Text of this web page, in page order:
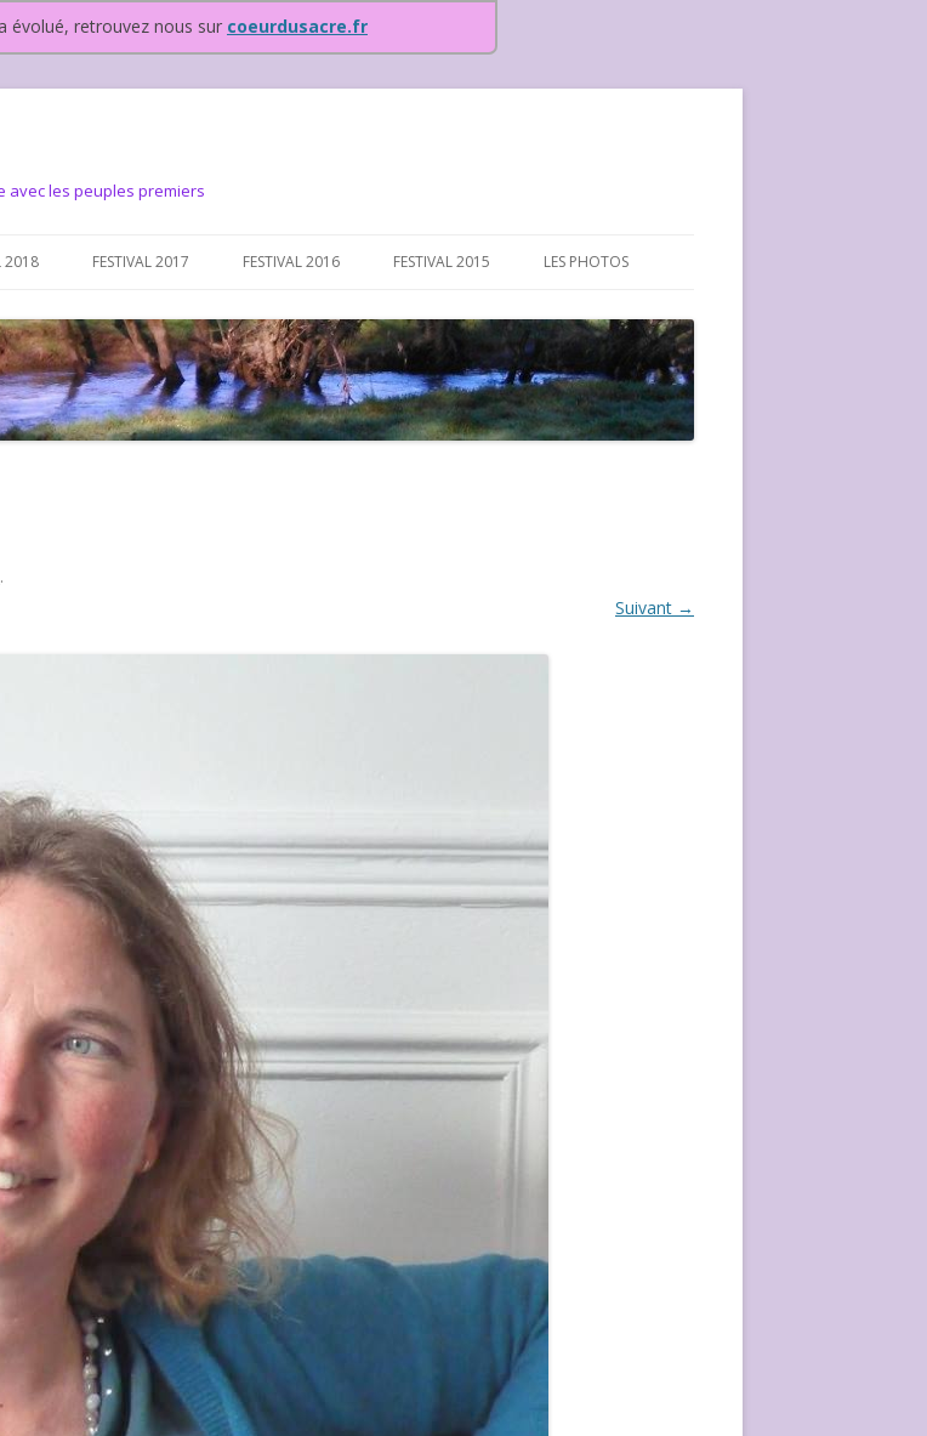
évolué, retrouvez nous sur coeurdusacre.fr
avec les peuples premiers
2018 FESTIVAL 2017 FESTIVAL 2016 FESTIVAL 2015 LES PHOTOS
FESTIVAL 2016-PHOTOS
FESTIVAL 2017-PHOTOS ET
VIDÉOS
.
Suivant →